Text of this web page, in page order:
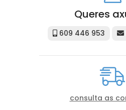
Queres
609 446 953
consulta as